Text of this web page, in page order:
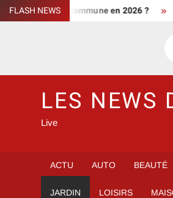
Skip
to
FLASH NEWS
d’une commune en 2026 ? Faut-il
LES NEWS
Live
ACTU AUTO BEAUTÉ
JARDIN LOISIRS